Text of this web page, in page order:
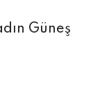
Güneş